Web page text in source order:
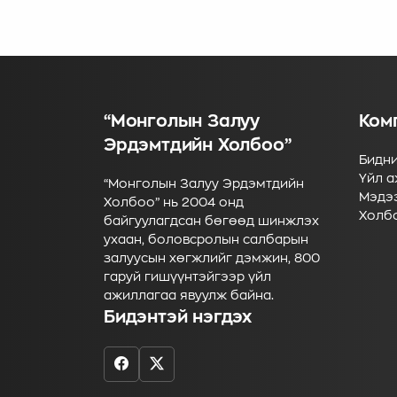
“Монголын Залуу
Эрдэмтдийн Холбоо”
“Монголын Залуу Эрдэмтдийн
Холбоо” нь 2004 онд
байгуулагдсан бөгөөд шинжлэх
ухаан, боловсролын салбарын
залуусын хөгжлийг дэмжин, 800
гаруй гишүүнтэйгээр үйл
ажиллагаа явуулж байна.
Бидэнтэй нэгдэх
Үйл